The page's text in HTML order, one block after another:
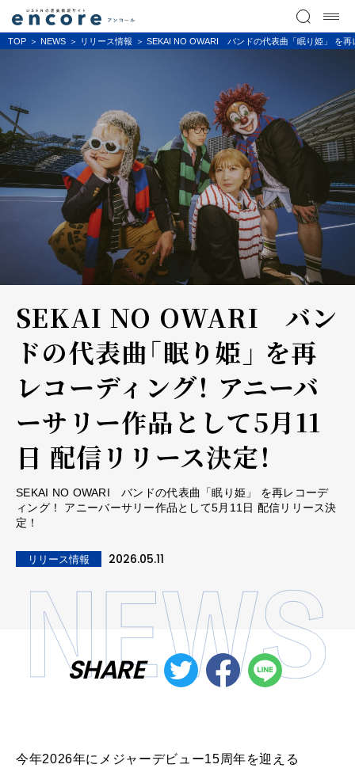
TOP NEWS リリース情報 SEKAI NO OWARI バンドの代表曲「眠り姫」 を再
SEKAI NO OWARI バン
ドの代表曲「眠り姫」 を再
レコーディング！ アニーバ
ーサリー作品として5月11
日 配信リリース決定！
SEKAI NO OWARI バンドの代表曲「眠り姫」 を再レコーデ
ィング！ アニーバーサリー作品として5月11日 配信リリース決
定！
リリース情報 2026.05.11
SHARE
今年2026年にメジャーデビュー15周年を迎える